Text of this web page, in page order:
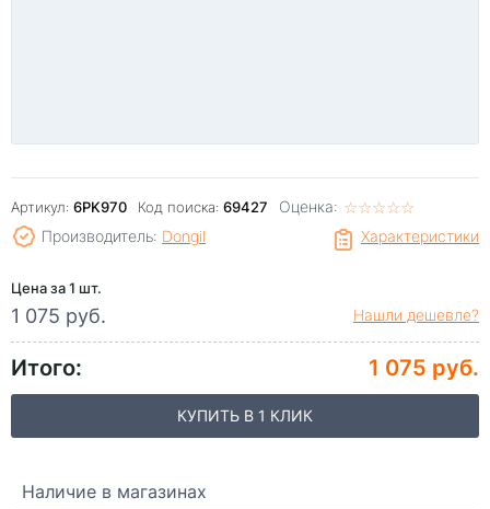
Артикул: 6PK970 Код поиска: 69427 Оценка: ☆☆☆☆☆
★★★★★
Характеристики
Производитель: Dongil
Цена за 1 шт.
1 075 руб. Нашли дешевле?
Итого: 1 075 руб.
КУПИТЬ В 1 КЛИК
Наличие в магазинах